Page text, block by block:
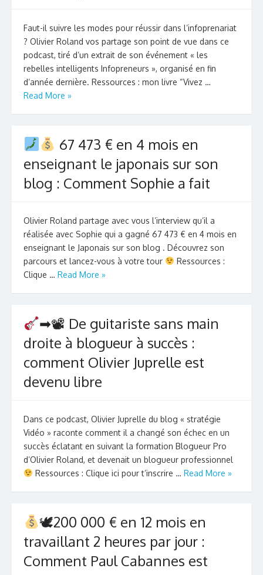
Faut-il suivre les modes pour réussir dans l’infoprenariat
? Olivier Roland vos partage son point de vue dans ce
podcast, tiré d’un extrait de son événement « les
rebelles intelligents Infopreneurs », organisé en fin
d’année dernière. Ressources : mon livre “Vivez …
Read More »
67 473 € en 4 mois en
enseignant le japonais sur son
blog : Comment Sophie a fait
Olivier Roland partage avec vous l’interview qu’il a
réalisée avec Sophie qui a gagné 67 473 € en 4 mois en
enseignant le Japonais sur son blog . Découvrez son
parcours et lancez-vous à votre tour
Ressources :
Clique … Read More »
➡📽 De guitariste sans main
droite à blogueur à succès :
comment Olivier Juprelle est
devenu libre
Dans ce podcast, Olivier Juprelle du blog « stratégie
Vidéo » raconte comment il a changé son échec en un
succès éclatant en suivant la formation Blogueur Pro
d’Olivier Roland, et devenait un blogueur professionnel
Ressources : Clique ici pour t’inscrire … Read More »
🕊200 000 € en 12 mois en
travaillant 2 heures par jour :
Comment Paul Cabannes est